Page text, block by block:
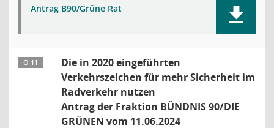
Antrag B90/Grüne Rat
Ö 11
Die in 2020 eingeführten
Verkehrszeichen für mehr Sicherheit im
Radverkehr nutzen
Antrag der Fraktion BÜNDNIS 90/DIE
GRÜNEN vom 11.06.2024